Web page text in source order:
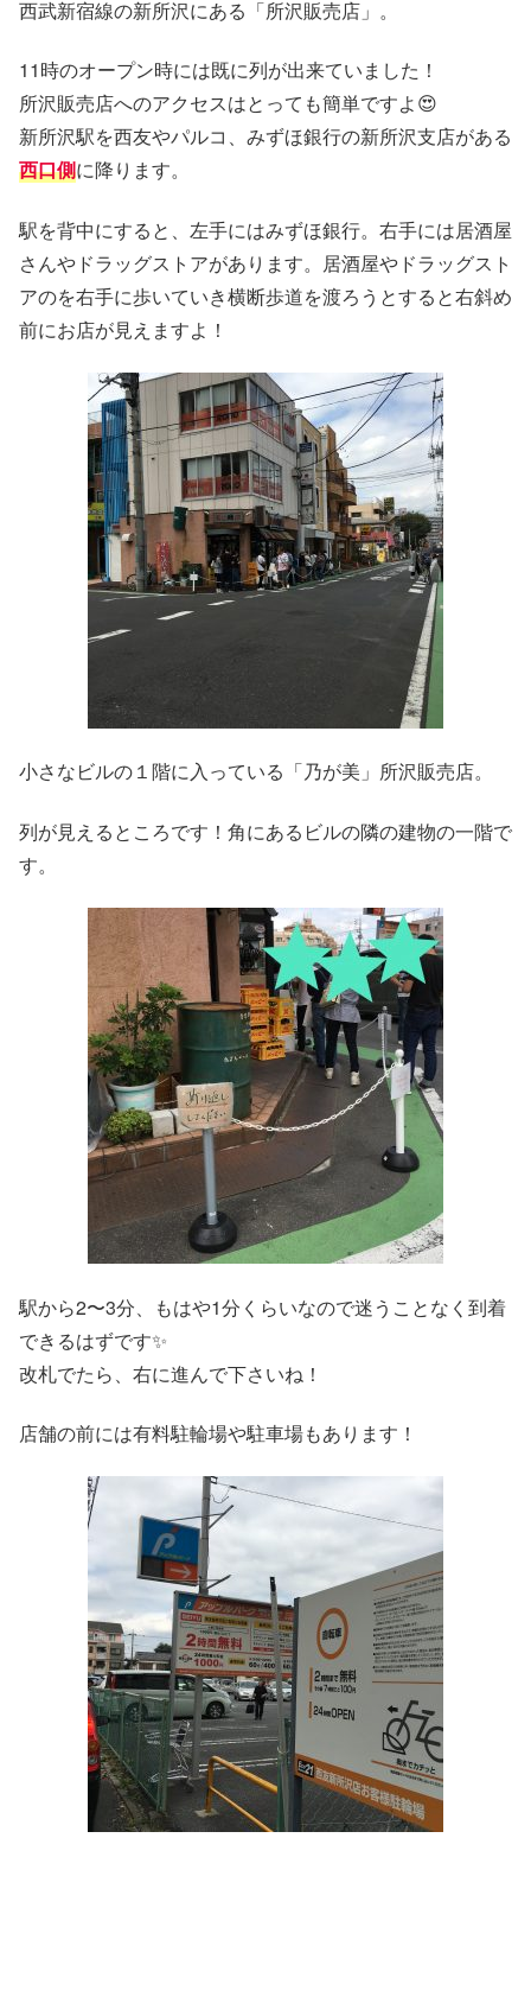
西武新宿線の新所沢にある「所沢販売店」。
11時のオープン時には既に列が出来ていました！
所沢販売店へのアクセスはとっても簡単ですよ😍
新所沢駅を西友やパルコ、みずほ銀行の新所沢支店がある
西口側に降ります。
駅を背中にすると、左手にはみずほ銀行。右手には居酒屋
さんやドラッグストアがあります。居酒屋やドラッグスト
アのを右手に歩いていき横断歩道を渡ろうとすると右斜め
前にお店が見えますよ！
小さなビルの１階に入っている「乃が美」所沢販売店。
列が見えるところです！角にあるビルの隣の建物の一階で
す。
駅から2〜3分、もはや1分くらいなので迷うことなく到着
できるはずです✨
改札でたら、右に進んで下さいね！
店舗の前には有料駐輪場や駐車場もあります！